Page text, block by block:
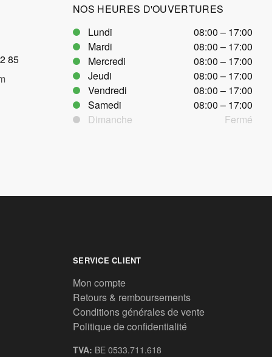
85
NOS HEURES D'OUVERTURES
Lundi
08:00 – 17:00
Mardi
08:00 – 17:00
Mercredi
08:00 – 17:00
Jeudi
08:00 – 17:00
Vendredi
08:00 – 17:00
Samedi
08:00 – 17:00
Dimanche
Fermé
SERVICE CLIENT
Mon compte
Retours & remboursements
Conditions générales de vente
Politique de confidentialité
TVA: BE 0533.711.618